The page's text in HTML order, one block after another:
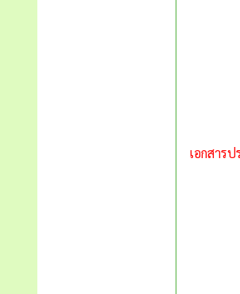
เอกสารป